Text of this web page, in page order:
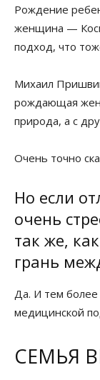
Рождение
женщина —
подход, что
Михаил
рождающая
природа, а с
Очень точно
Но если
очень
так же,
грань
Да. И тем
медицинской
СЕМЬЯ